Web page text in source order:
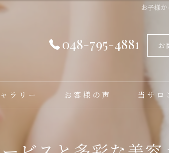
お子様
048-795-4881 お
ラリー お客様の声 当サロ